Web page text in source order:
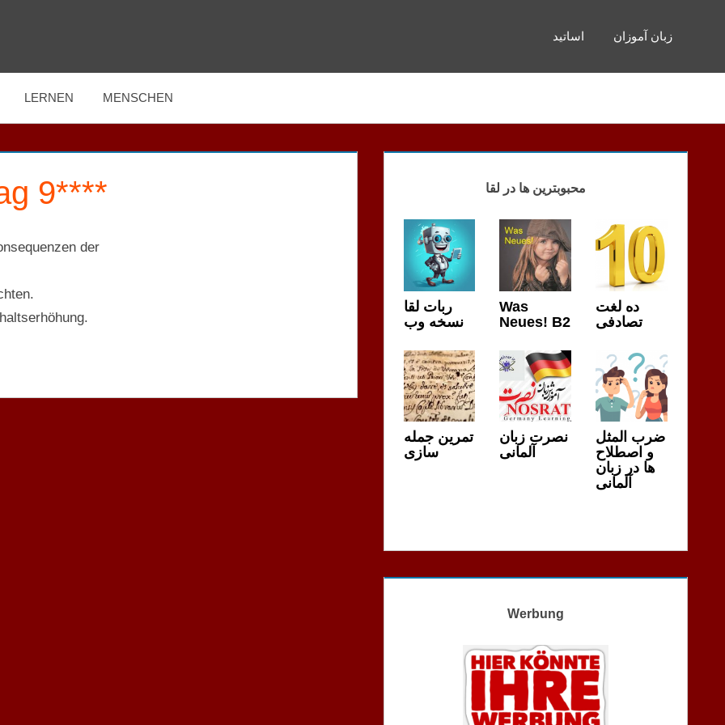
اساتید زبان آموزان
LERNEN MENSCHEN
****Tag 9****
der
محبوبترین ها در لقا
ربات لقا
نسخه وب
Was
Neues! B2
ده لغت
تصادفی
تمرین جمله
سازی
نصرت زبان
آلمانی
ضرب المثل
و اصطلاح
ها در زبان
آلمانی
Werbung